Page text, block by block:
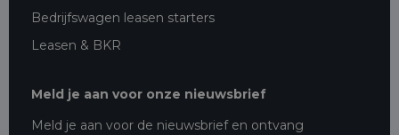
Bedrijfswagen leasen starters
Leasen & BKR
Meld je aan voor onze nieuwsbrief
Meld je aan voor de nieuwsbrief en ontvang